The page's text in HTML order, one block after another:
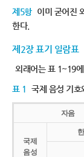
제5항 이미 굳어진
한다.
제2장 표기 일람표
외래어는 표 1~19
표 1 국제 음성 기호
자음
국제
음성